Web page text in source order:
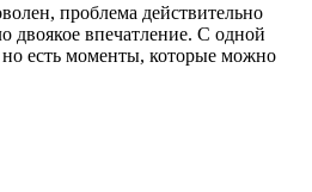
проблема действительно
двоякое впечатление. С одной
но есть моменты, которые можно